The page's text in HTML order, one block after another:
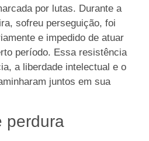
por lutas. Durante a
sofreu perseguição, foi
e impedido de atuar
período. Essa resistência
a liberdade intelectual e o
juntos em sua
perdura